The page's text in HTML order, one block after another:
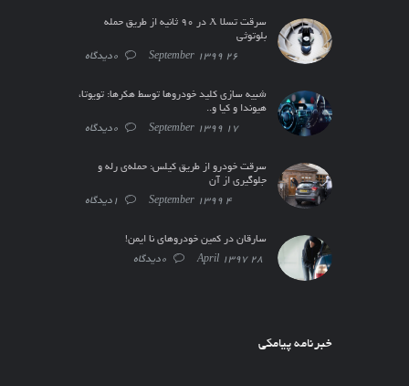
سرقت تسلا X در ۹۰ ثانیه از طریق حمله
بلوتوثی
26 September 1399
0دیدگاه
شبیه سازی کلید خودروها توسط هکرها: تویوتا،
هیوندا و کیا و..
17 September 1399
0دیدگاه
سرقت خودرو از طریق کیلس: حمله‌ی رله و
جلوگیری از آن
4 September 1399
1دیدگاه
سارقان در کمین خودروهای نا ایمن!
28 April 1397
0دیدگاه
خبرنامه پیامکی